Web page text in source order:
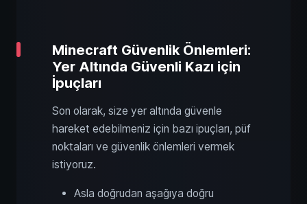
Minecraft Güvenlik Önlemleri:
Yer Altında Güvenli Kazı için
İpuçları
Son olarak, size yer altında güvenle
hareket edebilmeniz için bazı ipuçları, püf
noktaları ve güvenlik önlemleri vermek
istiyoruz.
Asla doğrudan aşağıya doğru